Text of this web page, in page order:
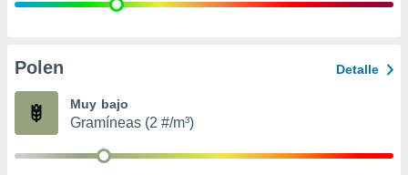
e
publicidad
Polen Detalle
Muy bajo
Gramíneas (2 #/m³)